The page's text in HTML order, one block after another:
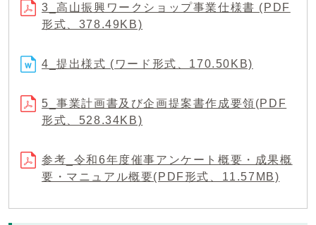
3_高山振興ワークショップ事業仕様書 (PDF
形式、378.49KB)
4_提出様式 (ワード形式、170.50KB)
5_事業計画書及び企画提案書作成要領(PDF
形式、528.34KB)
参考_令和6年度催事アンケート概要・成果概
要・マニュアル概要(PDF形式、11.57MB)